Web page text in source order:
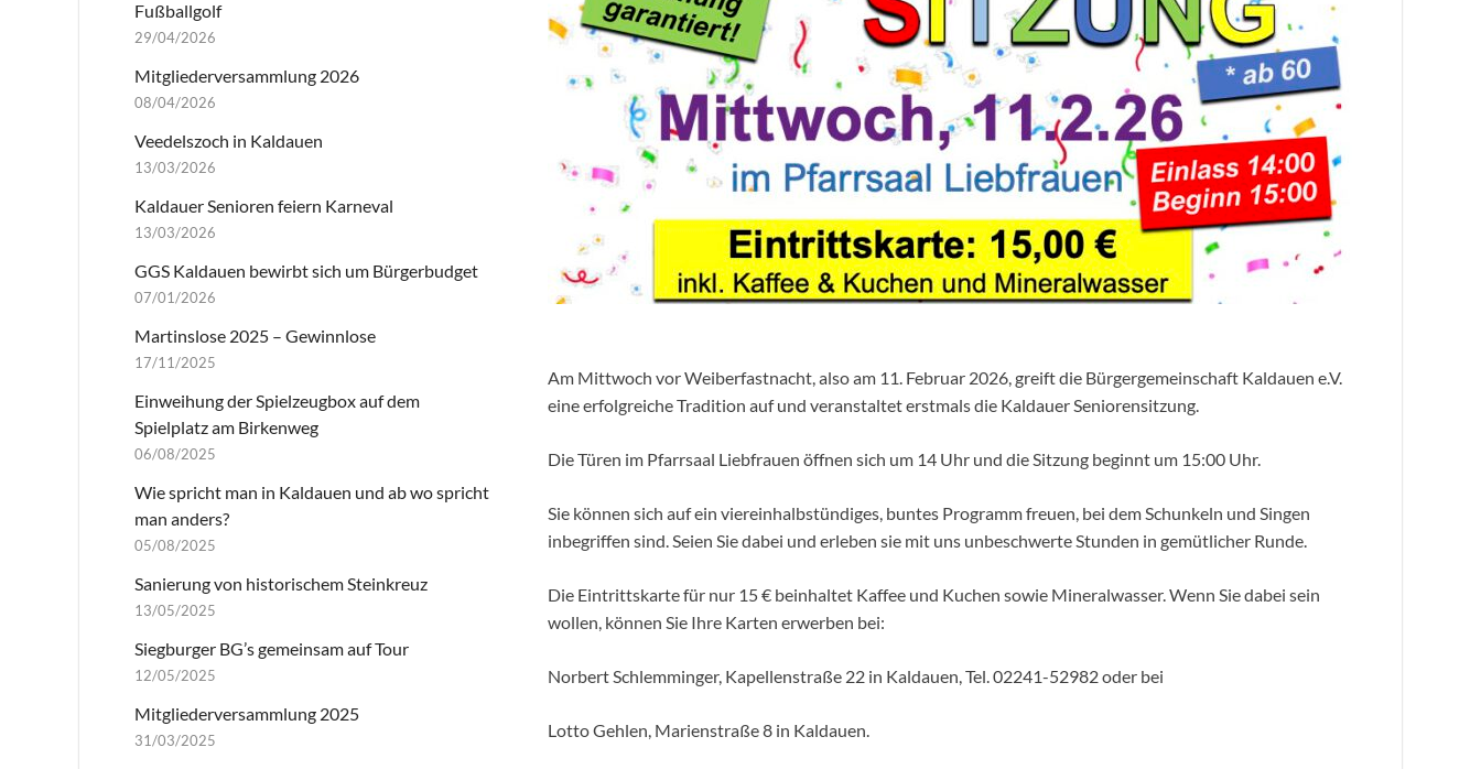
Am Mittwoch vor Weiberfastnacht, also am 11. Februar 2026, greift die Bürgergemeinschaft Kaldauen e.V.
eine erfolgreiche Tradition auf und veranstaltet erstmals die Kaldauer Seniorensitzung.
Die Türen im Pfarrsaal Liebfrauen öffnen sich um 14 Uhr und die Sitzung beginnt um 15:00 Uhr.
Sie können sich auf ein viereinhalbstündiges, buntes Programm freuen, bei dem Schunkeln und Singen
inbegriffen sind. Seien Sie dabei und erleben sie mit uns unbeschwerte Stunden in gemütlicher Runde.
Die Eintrittskarte für nur 15 € beinhaltet Kaffee und Kuchen sowie Mineralwasser. Wenn Sie dabei sein
wollen, können Sie Ihre Karten erwerben bei:
Norbert Schlemminger, Kapellenstraße 22 in Kaldauen, Tel. 02241-52982 oder bei
Lotto Gehlen, Marienstraße 8 in Kaldauen.
Fußballgolf
29/04/2026
Mitgliederversammlung 2026
08/04/2026
Veedelszoch in Kaldauen
13/03/2026
Kaldauer Senioren feiern Karneval
13/03/2026
GGS Kaldauen bewirbt sich um Bürgerbudget
07/01/2026
Martinslose 2025 – Gewinnlose
17/11/2025
Einweihung der Spielzeugbox auf dem
Spielplatz am Birkenweg
06/08/2025
Wie spricht man in Kaldauen und ab wo spricht
man anders?
05/08/2025
Sanierung von historischem Steinkreuz
13/05/2025
Siegburger BG’s gemeinsam auf Tour
12/05/2025
Mitgliederversammlung 2025
31/03/2025